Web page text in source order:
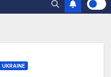
UKRAINE